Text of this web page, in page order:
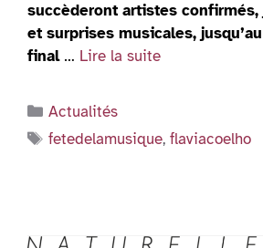
succèderont artistes
et surprises musicales,
final … Lire la suite
Catégories
Actualités
Étiquettes
fetedelamusique,flaviacoelho